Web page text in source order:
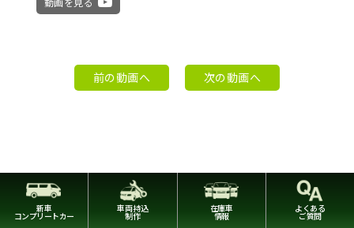
前の動画へ 次の動画へ
新車
コンプリートカー
車両持込
制作
在庫車
情報
よくある
ご質問